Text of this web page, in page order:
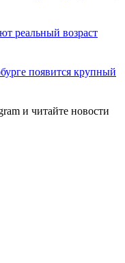
реальный возраст
появится крупный
и читайте новости